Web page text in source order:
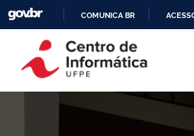
COMUNICA BR